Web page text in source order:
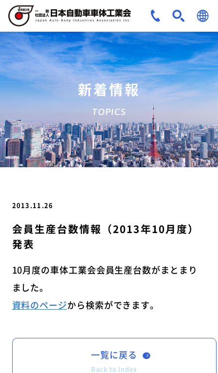
JPN
ENG
新着情報
TOPICS
2013.11.26
会員生産台数情報（2013年10月度）
発表
10月度の車体工業会会員生産台数がまとまり
ました。
資料のページから検索ができます。
一覧に戻る
Back to Index